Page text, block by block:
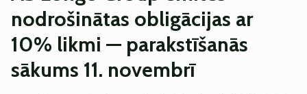
nodrošinātas obligācijas ar
10% likmi — parakstīšanās
sākums 11. novembrī